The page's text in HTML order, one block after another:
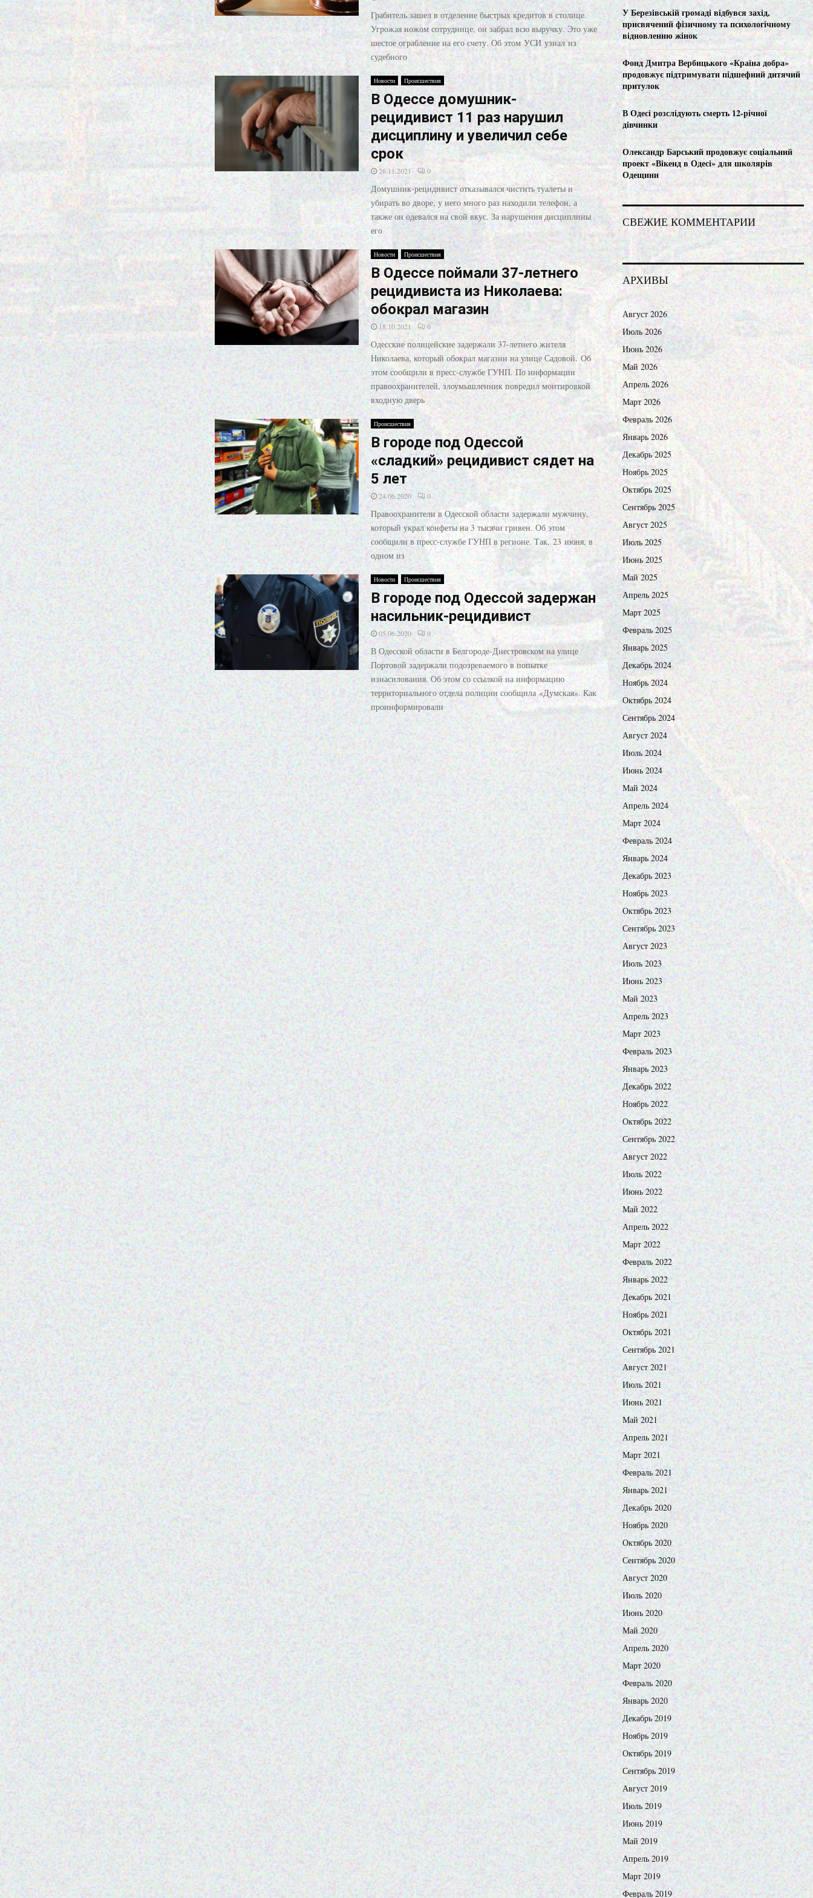
Грабитель зашел в отделение быстрых кредитов в столице.
Угрожая ножом сотруднице, он забрал всю выручку. Это уже
шестое ограбление на его счету. Об этом УСИ узнал из
судебного
Новости Происшествия
В Одессе домушник-
рецидивист 11 раз нарушил
дисциплину и увеличил себе
срок
26.11.2021 0
Домушник-рецидивист отказывался чистить туалеты и
убирать во дворе, у него много раз находили телефон, а
также он одевался на свой вкус. За нарушения дисциплины
его
Новости Происшествия
В Одессе поймали 37-летнего
рецидивиста из Николаева:
обокрал магазин
18.10.2021 0
Одесские полицейские задержали 37-летнего жителя
Николаева, который обокрал магазин на улице Садовой. Об
этом сообщили в пресс-службе ГУНП. По информации
правоохранителей, злоумышленник повредил монтировкой
входную дверь
Происшествия
В городе под Одессой
«сладкий» рецидивист сядет на
5 лет
24.06.2020 0
Правоохранители в Одесской области задержали мужчину,
который украл конфеты на 3 тысячи гривен. Об этом
сообщили в пресс-службе ГУНП в регионе. Так, 23 июня, в
одном из
Новости Происшествия
В городе под Одессой задержан
насильник-рецидивист
05.06.2020 0
В Одесской области в Белгороде-Днестровском на улице
Портовой задержали подозреваемого в попытке
изнасилования. Об этом со ссылкой на информацию
территориального отдела полиции сообщила «Думская». Как
проинформировали
C
H
У Березівській громаді відбувся захід,
присвячений фізичному та психологічному
відновленню жінок
Фонд Дмитра Вербицького «Країна добра»
продовжує підтримувати підшефний дитячий
притулок
В Одесі розслідують смерть 12-річної
дівчинки
Олександр Барський продовжує соціальний
проект «Вікенд в Одесі» для школярів
Одещини
СВЕЖИЕ КОММЕНТАРИИ
АРХИВЫ
Август 2026
Июль 2026
Июнь 2026
Май 2026
Апрель 2026
Март 2026
Февраль 2026
Январь 2026
Декабрь 2025
Ноябрь 2025
Октябрь 2025
Сентябрь 2025
Август 2025
Июль 2025
Июнь 2025
Май 2025
Апрель 2025
Март 2025
Февраль 2025
Январь 2025
Декабрь 2024
Ноябрь 2024
Октябрь 2024
Сентябрь 2024
Август 2024
Июль 2024
Июнь 2024
Май 2024
Апрель 2024
Март 2024
Февраль 2024
Январь 2024
Декабрь 2023
Ноябрь 2023
Октябрь 2023
Сентябрь 2023
Август 2023
Июль 2023
Июнь 2023
Май 2023
Апрель 2023
Март 2023
Февраль 2023
Январь 2023
Декабрь 2022
Ноябрь 2022
Октябрь 2022
Сентябрь 2022
Август 2022
Июль 2022
Июнь 2022
Май 2022
Апрель 2022
Март 2022
Февраль 2022
Январь 2022
Декабрь 2021
Ноябрь 2021
Октябрь 2021
Сентябрь 2021
Август 2021
Июль 2021
Июнь 2021
Май 2021
Апрель 2021
Март 2021
Февраль 2021
Январь 2021
Декабрь 2020
Ноябрь 2020
Октябрь 2020
Сентябрь 2020
Август 2020
Июль 2020
Июнь 2020
Май 2020
Апрель 2020
Март 2020
Февраль 2020
Январь 2020
Декабрь 2019
Ноябрь 2019
Октябрь 2019
Сентябрь 2019
Август 2019
Июль 2019
Июнь 2019
Май 2019
Апрель 2019
Март 2019
Февраль 2019